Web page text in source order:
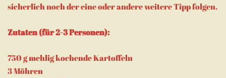
sicherlich noch der eine oder andere weitere Tipp folgen.
Zutaten (für 2-3 Personen):
750 g mehlig kochende Kartoffeln
3 Möhren